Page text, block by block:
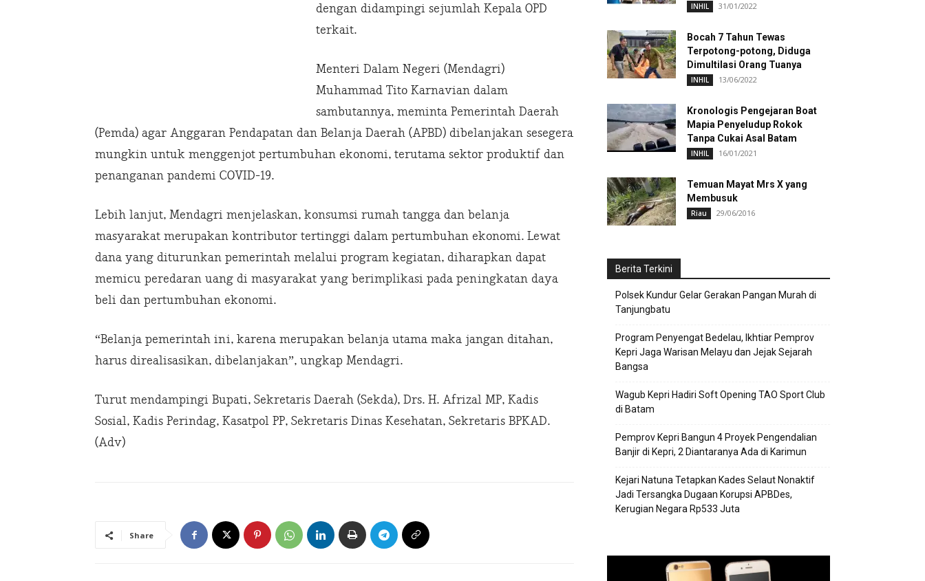
dengan didampingi sejumlah Kepala OPD
terkait.
Menteri Dalam Negeri (Mendagri)
Muhammad Tito Karnavian dalam
sambutannya, meminta Pemerintah Daerah
(Pemda) agar Anggaran Pendapatan dan Belanja Daerah (APBD) dibelanjakan sesegera
mungkin untuk menggenjot pertumbuhan ekonomi, terutama sektor produktif dan
penanganan pandemi COVID-19.
Lebih lanjut, Mendagri menjelaskan, konsumsi rumah tangga dan belanja
masyarakat merupakan kontributor tertinggi dalam pertumbuhan ekonomi. Lewat
dana yang diturunkan pemerintah melalui program kegiatan, diharapkan dapat
memicu peredaran uang di masyarakat yang berimplikasi pada peningkatan daya
beli dan pertumbuhan ekonomi.
“Belanja pemerintah ini, karena merupakan belanja utama maka jangan ditahan,
harus direalisasikan, dibelanjakan”, ungkap Mendagri.
Turut mendampingi Bupati, Sekretaris Daerah (Sekda), Drs. H. Afrizal MP, Kadis
Sosial, Kadis Perindag, Kasatpol PP, Sekretaris Dinas Kesehatan, Sekretaris BPKAD.
(Adv)
Share
INHIL 31/01/2022
Bocah 7 Tahun Tewas
Terpotong-potong, Diduga
Dimultilasi Orang Tuanya
INHIL 13/06/2022
Kronologis Pengejaran Boat
Mapia Penyeludup Rokok
Tanpa Cukai Asal Batam
INHIL 16/01/2021
Temuan Mayat Mrs X yang
Membusuk
Riau 29/06/2016
Berita Terkini
Polsek Kundur Gelar Gerakan Pangan Murah di
Tanjungbatu
Program Penyengat Bedelau, Ikhtiar Pemprov
Kepri Jaga Warisan Melayu dan Jejak Sejarah
Bangsa
Wagub Kepri Hadiri Soft Opening TAO Sport Club
di Batam
Pemprov Kepri Bangun 4 Proyek Pengendalian
Banjir di Kepri, 2 Diantaranya Ada di Karimun
Kejari Natuna Tetapkan Kades Selaut Nonaktif
Jadi Tersangka Dugaan Korupsi APBDes,
Kerugian Negara Rp533 Juta